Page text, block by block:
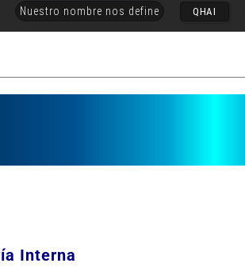
Nuestro nombre nos define QHAI
Interna